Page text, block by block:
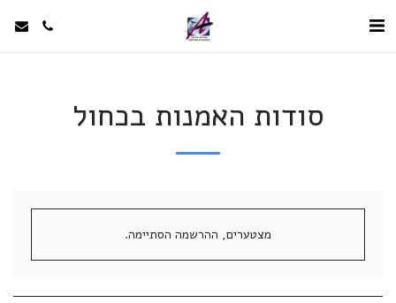
סודות האמנות בכחול
מצטערים, ההרשמה הסתיימה.